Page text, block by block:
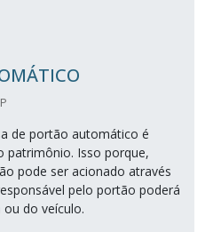
de portão automático é
patrimônio. Isso porque,
pode ser acionado através
pelo portão poderá
do veículo.